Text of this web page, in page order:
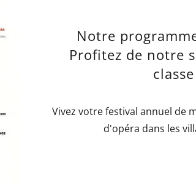
Notre
Profitez de notre
Vivez votre festival annuel de
d'opéra dans les